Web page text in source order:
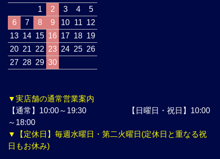
1
2 3 4
5
6
7 8 9 10 11 12
13 14 15 16 17 18 19
20 21 22 23 24 25 26
27 28 29 30
▼実店舗の通常営業案内
【通常】10:00～19:30 【日曜日・祝日】10:00
～18:00
▼【定休日】毎週水曜日・第二火曜日(定休日と重なる祝
日もお休み)